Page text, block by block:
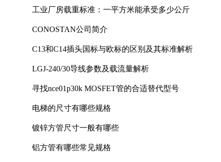
工业厂房载重标准：一平方米能承受多少公斤
CONOSTAN公司简介
C13和C14插头国标与欧标的区别及其标准解析
LGJ-240/30导线参数及载流量解析
寻找nce01p30k MOSFET管的合适替代型号
电梯的尺寸有哪些规格
镀锌方管尺寸一般有哪些
铝方管有哪些常见规格